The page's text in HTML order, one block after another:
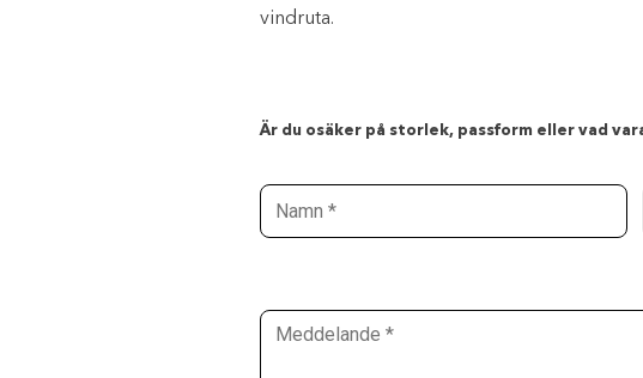
vindruta.
Är du osäker på storlek, passform eller vad